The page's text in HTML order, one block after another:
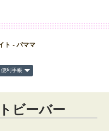
ト - パママ
便利手帳
ビーバー